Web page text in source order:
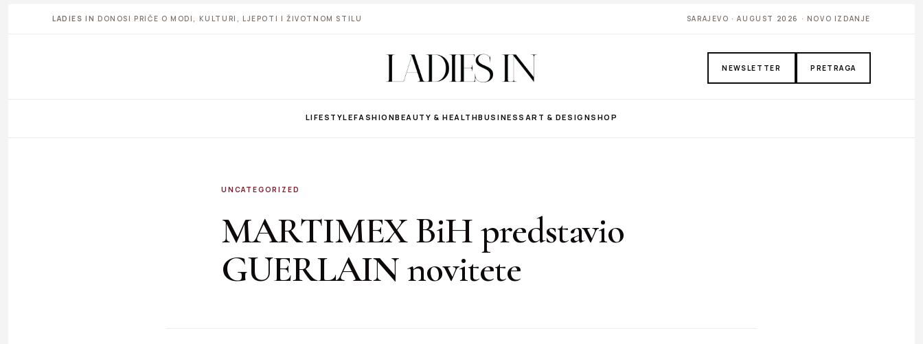
LADIES IN DONOSI PRIČE O MODI, KULTURI, LJEPOTI I ŽIVOTNOM STILU SARAJEVO · AUGUST 2026 · NOVO IZDANJE
NEWSLETTER PRETRAGA
LIFESTYLEFASHIONBEAUTY & HEALTHBUSINESS ART & DESIGNSHOP
UNCATEGORIZED
MARTIMEX BiH predstavio
GUERLAIN novitete